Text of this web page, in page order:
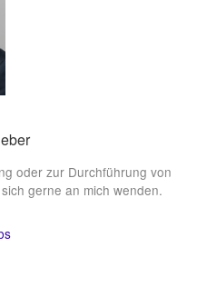
oder zur Durchführung von
gerne an mich wenden.